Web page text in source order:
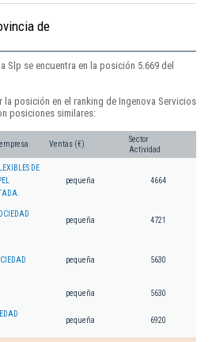
de
Slp se encuentra en la posición 5.669 del
posición en el ranking de Ingenova Servicios
posiciones similares:
Ventas (€)
Sector
Actividad
DE
pequeña 4664
pequeña 4721
pequeña 5630
pequeña 5630
pequeña 6920